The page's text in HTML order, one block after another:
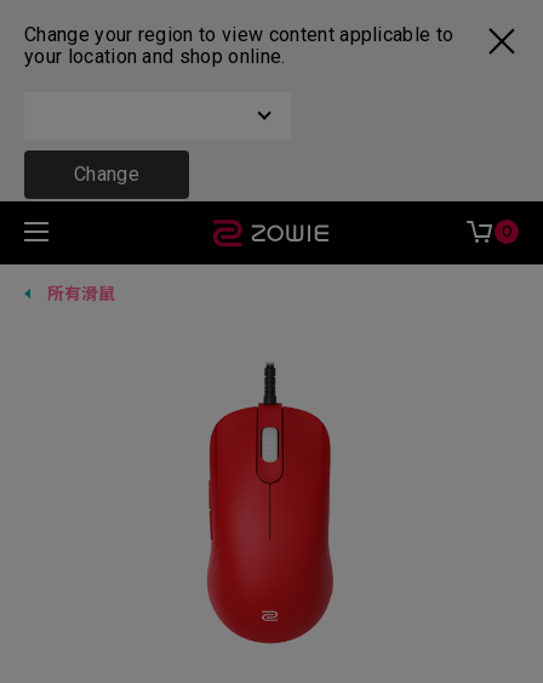
Change your region to view content applicable to
your location and shop online.
Change
0
所有滑鼠